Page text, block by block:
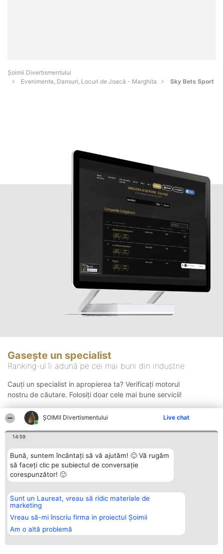
ŞOIMII Divertismentului Live chat
14:59
Bună, suntem încântați să vă ajutăm! 🙂 Vă rugăm
să faceți clic pe subiectul de conversație
corespunzător! 🙂
Sunt un Laureat, vreau să ridic materiale de
marketing
Vreau să-mi înscriu firma in proiectul Șoimii
Am o altă problemă
Şoimii Divertismentului
Evenimente, Dansuri, Locuri de Joacă - Marghita
Sky Bets Sport
Gasește un specialist
Ranking-ul îi adună pe cei mai buni din industrie
Cauți un specialist in apropierea ta? Verificați motorul
nostru de căutare. Folosiți doar cele mai bune servicii!
Organizator Ranking
BRIGHT SOLUTIONS BR SRL
Aleea Timisul De Sus 2 Bl. A30
Sc. A Et. 4 Ap. 13 Cod 061952
București
CUI 36737675
Plebiscyt
Lista Tuturor
Laureaților
Statut
Contact